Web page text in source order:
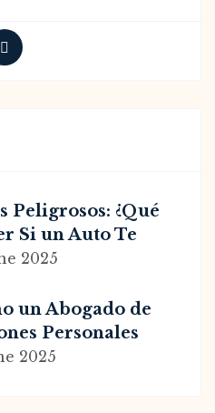
Peligrosos: ¿Qué
Si un Auto Te
Mientras Vas
Necesarios
2025
un Abogado de
Personales
Facilitar la
2025